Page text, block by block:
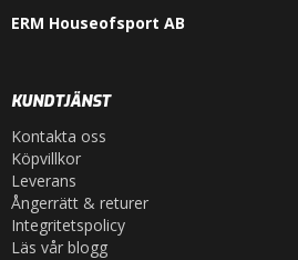
ERM Houseofsport AB
KUNDTJÄNST
Kontakta oss
Köpvillkor
Leverans
Ångerrätt & returer
Integritetspolicy
Läs vår blogg